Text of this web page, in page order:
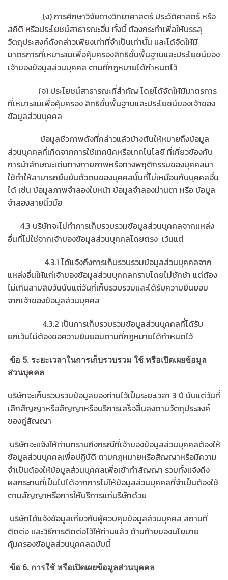
(ง) การศึกษาวิจัยทางวิทยาศาสตร์ ประวัติศาสตร์ หรือ
สถิติ หรือประโยชน์สาธารณะอื่น ทั้งนี้ ต้องกระทำเพื่อให้บรรลุ
วัตถุประสงค์ดังกล่าวเพียงเท่าที่จำเป็นเท่านั้น และได้จัดให้มี
มาตรการที่เหมาะสมเพื่อคุ้มครองสิทธิขั้นพื้นฐานและประโยชน์ของ
เจ้าของข้อมูลส่วนบุคคล ตามที่กฎหมายได้กำหนดไว้
(จ) ประโยชน์สาธารณะที่สำคัญ โดยได้จัดให้มีมาตรการ
ที่เหมาะสมเพื่อคุ้มครอง สิทธิขั้นพื้นฐานและประโยชน์ของเจ้าของ
ข้อมูลส่วนบุคคล
ข้อมูลชีวภาพดังที่กล่าวแล้วข้างต้นให้หมายถึงข้อมูล
ส่วนบุคคลที่เกิดจากการใช้เทคนิคหรือเทคโนโลยี ที่เกี่ยวข้องกับ
การนำลักษณะเด่นทางกายภาพหรือทางพฤติกรรมของบุคคลมา
ใช้ทำให้สามารถยืนยันตัวตนของบุคคลนั้นที่ไม่เหมือนกับบุคคลอื่น
ได้ เช่น ข้อมูลภาพจำลองใบหน้า ข้อมูลจำลองม่านตา หรือ ข้อมูล
จำลองลายนิ้วมือ
4.3 บริษัทจะไม่ทำการเก็บรวบรวมข้อมูลส่วนบุคคลจากแหล่ง
อื่นที่ไม่ใช่จากเจ้าของข้อมูลส่วนบุคคลโดยตรง เว้นแต่
4.3.1 ได้แจ้งถึงการเก็บรวบรวมข้อมูลส่วนบุคคลจาก
แหล่งอื่นให้แก่เจ้าของข้อมูลส่วนบุคคลทราบโดยไม่ชักช้า แต่ต้อง
ไม่เกินสามสิบวันนับแต่วันที่เก็บรวบรวมและได้รับความยินยอม
จากเจ้าของข้อมูลส่วนบุคคล
4.3.2 เป็นการเก็บรวบรวมข้อมูลส่วนบุคคลที่ได้รับ
ยกเว้นไม่ต้องขอความยินยอมตามที่กฎหมายได้กำหนดไว้
ข้อ 5. ระยะเวลาในการเก็บรวบรวม ใช้ หรือเปิดเผยข้อมูล
ส่วนบุคคล
บริษัทจะเก็บรวบรวมข้อมูลของท่านไว้เป็นระยะเวลา 3 ปี นับแต่วันที่
เลิกสัญญาหรือสัญญาหรือบริการเสร็จสิ้นลงตามวัตถุประสงค์
ของคู่สัญญา
บริษัทจะแจ้งให้ท่านทราบถึงกรณีที่เจ้าของข้อมูลส่วนบุคคลต้องให้
ข้อมูลส่วนบุคคลเพื่อปฏิบัติ ตามกฎหมายหรือสัญญาหรือมีความ
จำเป็นต้องให้ข้อมูลส่วนบุคคลเพื่อเข้าทำสัญญา รวมทั้งแจ้งถึง
ผลกระทบที่เป็นไปได้จากการไม่ให้ข้อมูลส่วนบุคคลที่จำเป็นต้องใช้
ตามสัญญาหรือการให้บริการแก่บริษัทด้วย
บริษัทได้แจ้งข้อมูลเกี่ยวกับผู้ควบคุมข้อมูลส่วนบุคคล สถานที่
ติดต่อ และวิธีการติดต่อไว้ให้ท่านแล้ว ด้านท้ายของนโยบาย
คุ้มครองข้อมูลส่วนบุคคลฉบับนี้
ข้อ 6. การใช้ หรือเปิดเผยข้อมูลส่วนบุคคล